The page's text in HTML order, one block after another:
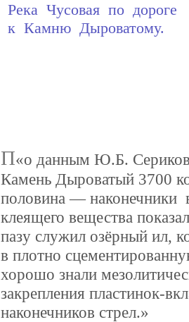
Река Чусовая по дороге
к Камню Дыроватому.
П о данным Ю.Б.
Камень Дыроватый 3700
половина — наконечники
клеящего вещества
пазу служил озёрный ил,
в плотно
хорошо знали
закрепления пластинок-
наконечников стрел.